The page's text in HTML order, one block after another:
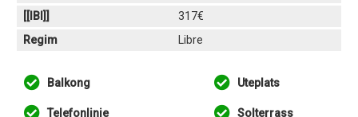
[[IBI]]
317€
Regim
Libre
Balkong Uteplats
Telefonlinje Solterrass